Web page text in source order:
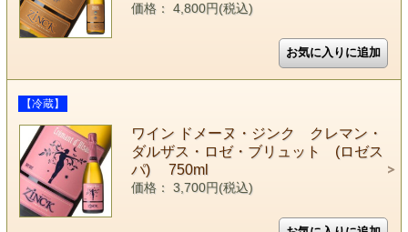
価格： 4,800円(税込)
【冷蔵】
ワイン ドメーヌ・ジンク クレマン・
ダルザス・ロゼ・ブリュット (ロゼス
パ) 750ml
価格： 3,700円(税込)